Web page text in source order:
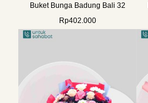
Buket Bunga Badung Bali 32
Rp402.000